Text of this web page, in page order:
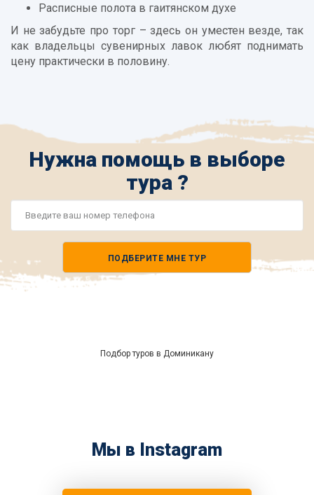
Расписные полота в гаитянском духе
И не забудьте про торг – здесь он уместен везде, так
как владельцы сувенирных лавок любят поднимать
цену практически в половину.
Нужна помощь в выборе
тура ?
ПОДБЕРИТЕ МНЕ ТУР
Подбор туров в Доминикану
Мы в Instagram